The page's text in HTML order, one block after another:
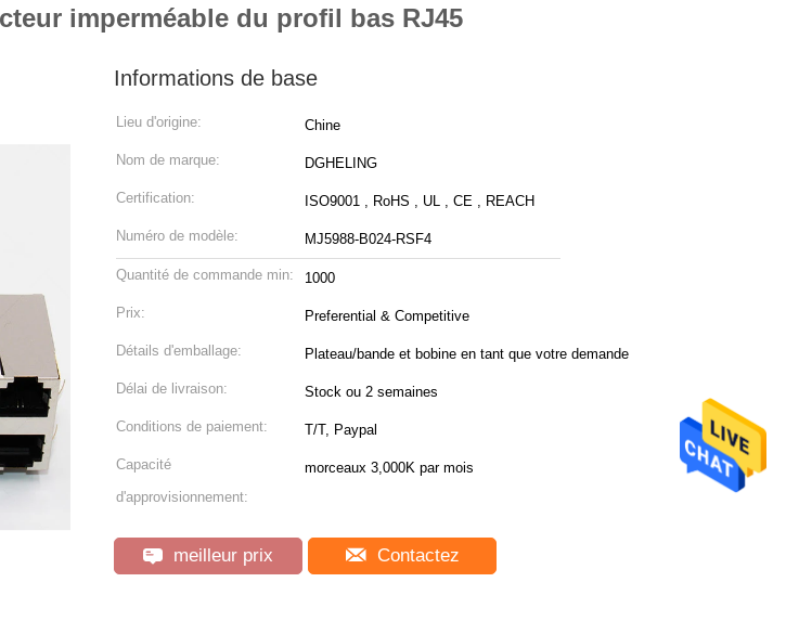
imperméable du profil bas RJ45
Informations de base
Lieu d'origine: Chine
Nom de marque: DGHELING
Certification: ISO9001 , RoHS , UL , CE , REACH
Numéro de modèle: MJ5988-B024-RSF4
Quantité de commande min: 1000
Prix: Preferential & Competitive
Détails d'emballage: Plateau/bande et bobine en tant que votre demande
Délai de livraison: Stock ou 2 semaines
Conditions de paiement: T/T, Paypal
Capacité
d'approvisionnement:
morceaux 3,000K par mois
meilleur prix Contactez